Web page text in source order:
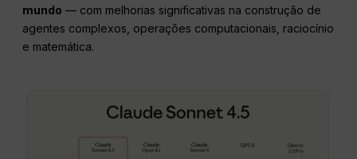
mundo — com melhorias significativas na construção de
agentes complexos, operações computacionais, raciocínio
e matemática.